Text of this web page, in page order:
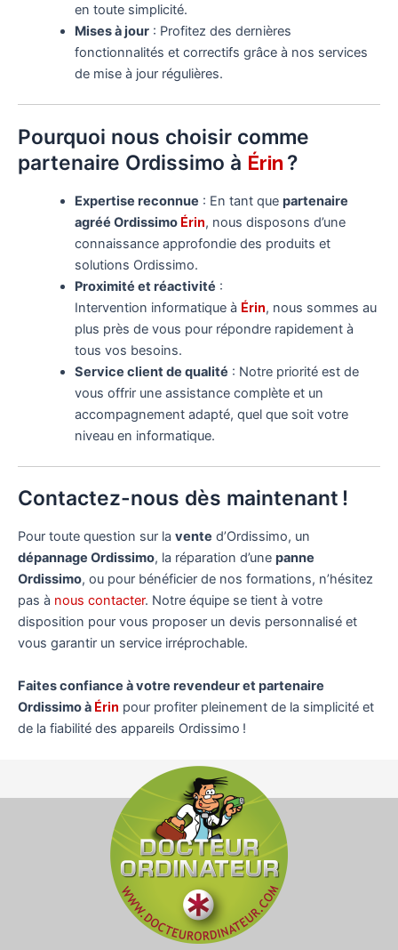
en toute simplicité.
Mises à jour: Profitez des dernières
fonctionnalités et correctifs grâce à nos services
de mise à jour régulières.
Pourquoi nous choisir comme
partenaire Ordissimo à Érin?
Expertise reconnue : En tant que partenaire
agréé Ordissimo Érin, nous disposons d’une
connaissance approfondie des produits et
solutions Ordissimo.
Proximité et réactivité :
Intervention informatique à Érin, nous sommes au
plus près de vous pour répondre rapidement à
tous vos besoins.
Service client de qualité : Notre priorité est de
vous offrir une assistance complète et un
accompagnement adapté, quel que soit votre
niveau en informatique.
Contactez-nous dès maintenant !
Pour toute question sur la vente d’Ordissimo, un
dépannage Ordissimo, la réparation d’une panne
Ordissimo, ou pour bénéficier de nos formations, n’hésitez
pas à nous contacter. Notre équipe se tient à votre
disposition pour vous proposer un devis personnalisé et
vous garantir un service irréprochable.
Faites confiance à votre revendeur et partenaire
Ordissimo à Érin pour profiter pleinement de la simplicité et
de la fiabilité des appareils Ordissimo !